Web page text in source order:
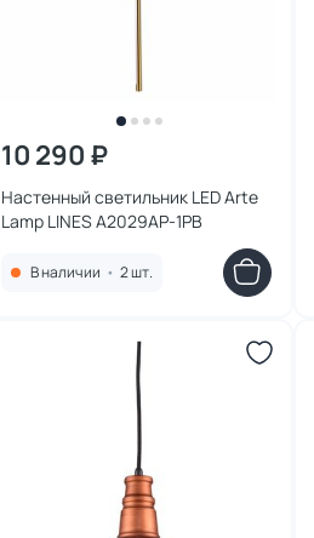
10 290 ₽
Настенный светильник LED Arte
Lamp LINES A2029AP-1PB
В наличии • 2 шт.